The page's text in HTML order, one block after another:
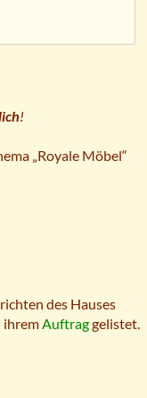
!
„Royale Möbel“
des Hauses
ihremAuftraggelistet.